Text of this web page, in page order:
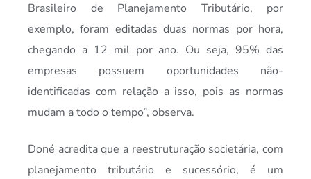
Brasileiro de Planejamento Tributário, por
exemplo, foram editadas duas normas por hora,
chegando a 12 mil por ano. Ou seja, 95% das
empresas possuem oportunidades não-
identificadas com relação a isso, pois as normas
mudam a todo o tempo”, observa.
Doné acredita que a reestruturação societária, com
planejamento tributário e sucessório, é um